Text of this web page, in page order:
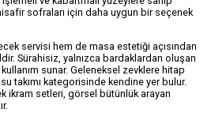
sofraları için daha uygun bir seçenek
servisi hem de masa estetiği açısından
Sürahisiz, yalnızca bardaklardan oluşan
sunar. Geleneksel zevklere hitap
takımı kategorisinde kendine yer bulur.
ikram setleri, görsel bütünlük arayan